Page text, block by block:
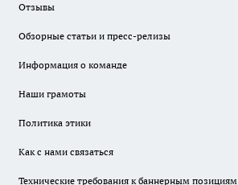
Отзывы
Обзорные статьи и пресс-релизы
Информация о команде
Наши грамоты
Политика этики
Как с нами связаться
Технические требования к баннерным позициям